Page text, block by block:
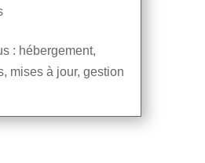
: hébergement,
mises à jour, gestion